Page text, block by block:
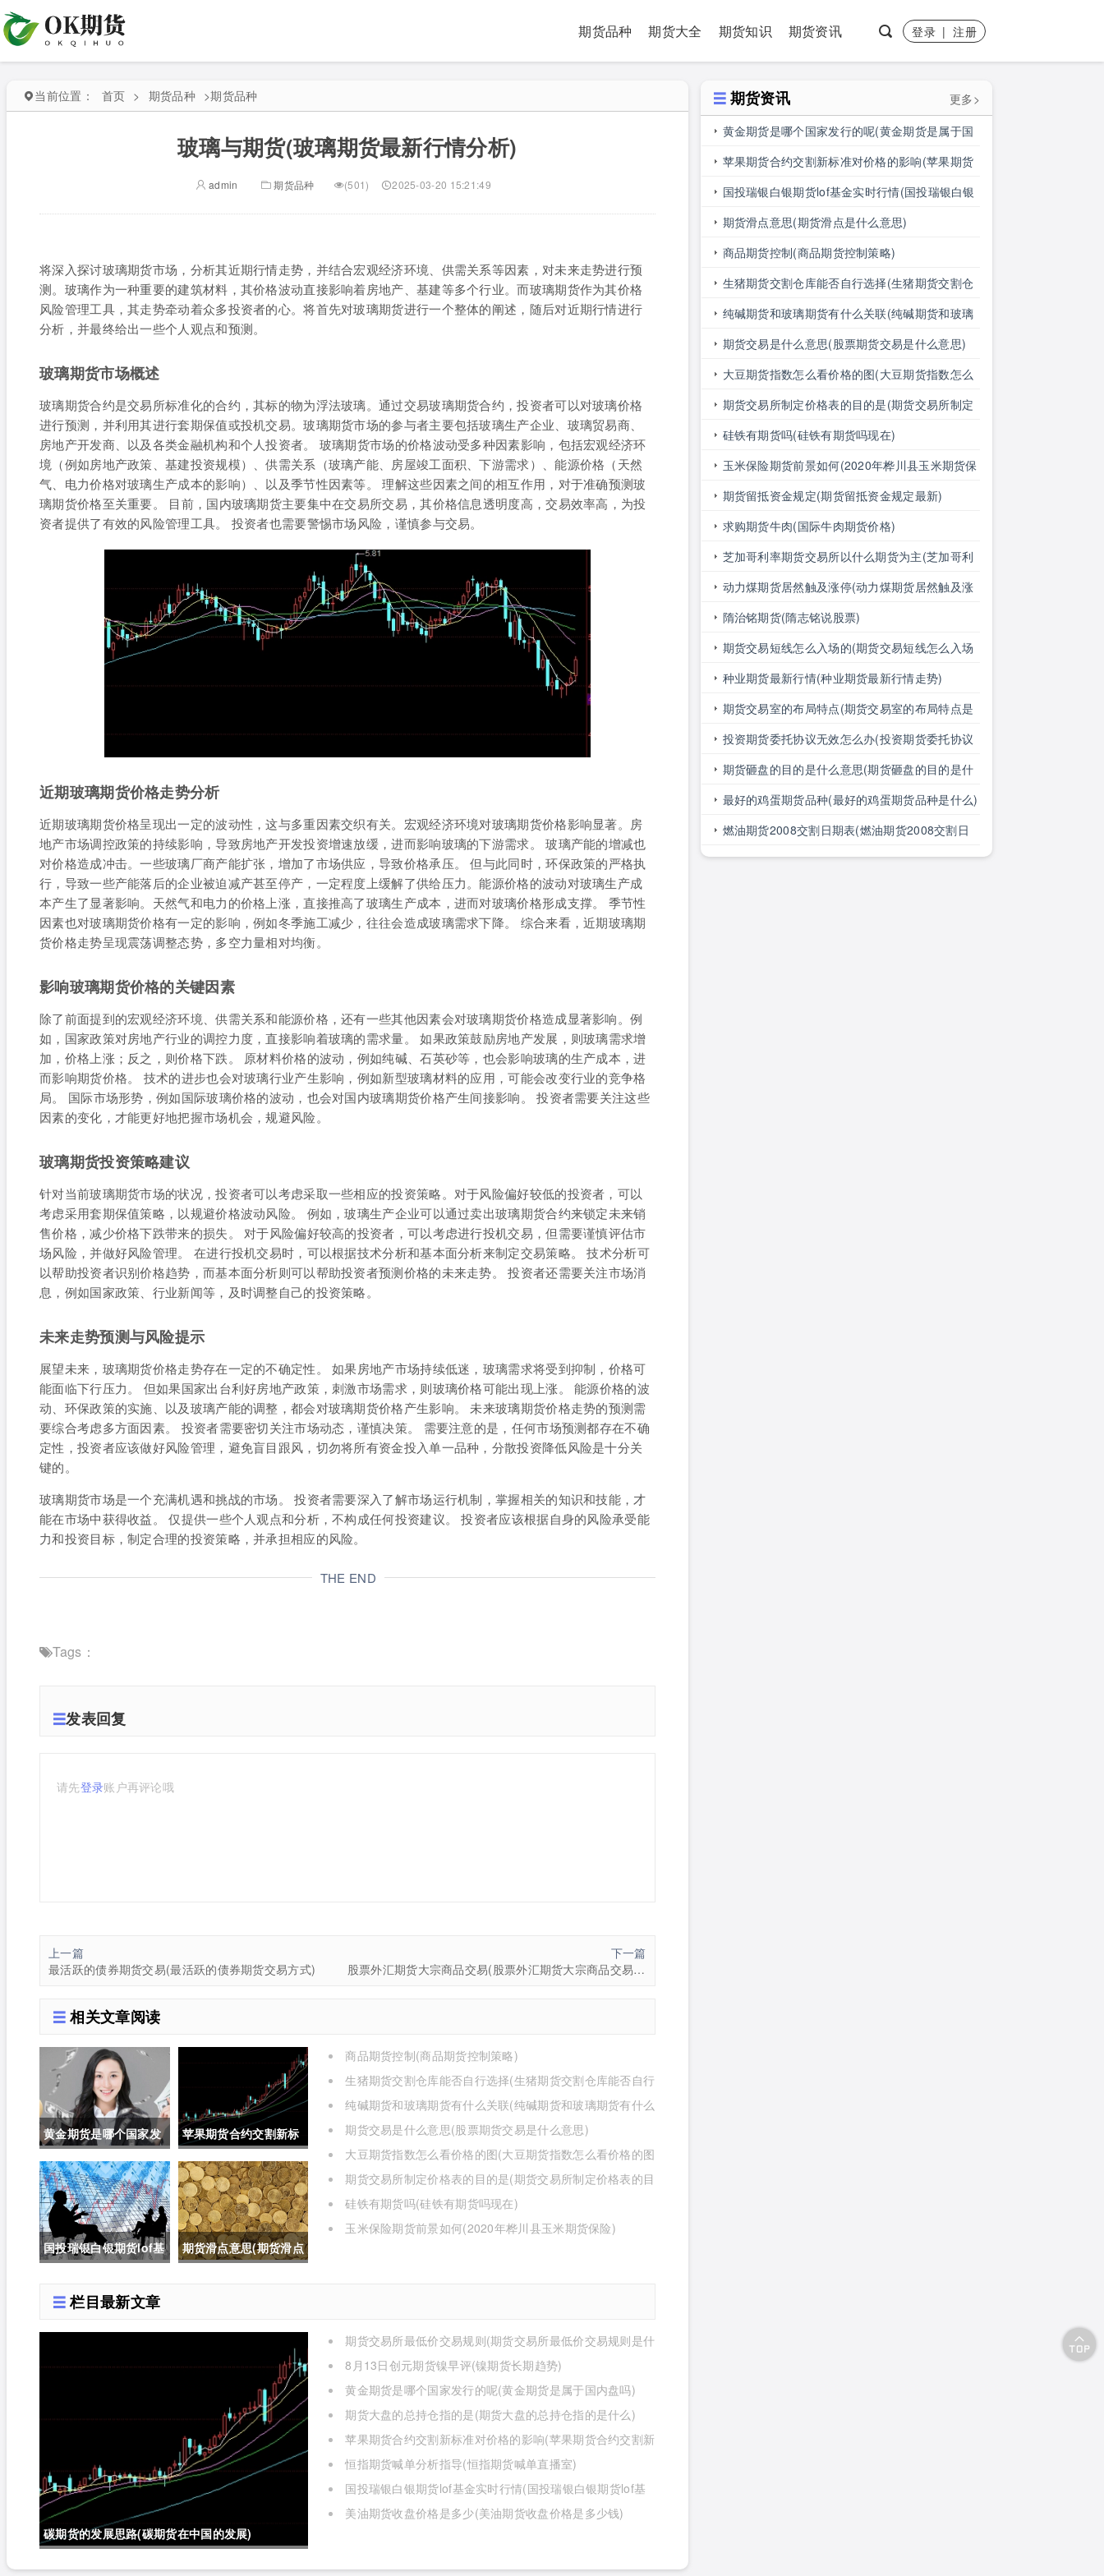
期货品种 期货大全 期货知识 期货资讯 登录|注册
当前位置： 首页 > 期货品种 >期货品种
玻璃与期货(玻璃期货最新行情分析)
admin 期货品种 (501) 2025-03-20 15:21:49
将深入探讨玻璃期货市场，分析其近期行情走势，并结合宏观经济环境、供需关系等因素，对未来走势进行预
测。玻璃作为一种重要的建筑材料，其价格波动直接影响着房地产、基建等多个行业。而玻璃期货作为其价格
风险管理工具，其走势牵动着众多投资者的心。将首先对玻璃期货进行一个整体的阐述，随后对近期行情进行
分析，并最终给出一些个人观点和预测。
玻璃期货市场概述
玻璃期货合约是交易所标准化的合约，其标的物为浮法玻璃。通过交易玻璃期货合约，投资者可以对玻璃价格
进行预测，并利用其进行套期保值或投机交易。玻璃期货市场的参与者主要包括玻璃生产企业、玻璃贸易商、
房地产开发商、以及各类金融机构和个人投资者。 玻璃期货市场的价格波动受多种因素影响，包括宏观经济环
境（例如房地产政策、基建投资规模）、供需关系（玻璃产能、房屋竣工面积、下游需求）、能源价格（天然
气、电力价格对玻璃生产成本的影响）、以及季节性因素等。 理解这些因素之间的相互作用，对于准确预测玻
璃期货价格至关重要。 目前，国内玻璃期货主要集中在交易所交易，其价格信息透明度高，交易效率高，为投
资者提供了有效的风险管理工具。 投资者也需要警惕市场风险，谨慎参与交易。
近期玻璃期货价格走势分析
近期玻璃期货价格呈现出一定的波动性，这与多重因素交织有关。宏观经济环境对玻璃期货价格影响显著。房
地产市场调控政策的持续影响，导致房地产开发投资增速放缓，进而影响玻璃的下游需求。 玻璃产能的增减也
对价格造成冲击。一些玻璃厂商产能扩张，增加了市场供应，导致价格承压。 但与此同时，环保政策的严格执
行，导致一些产能落后的企业被迫减产甚至停产，一定程度上缓解了供给压力。能源价格的波动对玻璃生产成
本产生了显著影响。天然气和电力的价格上涨，直接推高了玻璃生产成本，进而对玻璃价格形成支撑。 季节性
因素也对玻璃期货价格有一定的影响，例如冬季施工减少，往往会造成玻璃需求下降。 综合来看，近期玻璃期
货价格走势呈现震荡调整态势，多空力量相对均衡。
影响玻璃期货价格的关键因素
除了前面提到的宏观经济环境、供需关系和能源价格，还有一些其他因素会对玻璃期货价格造成显著影响。例
如，国家政策对房地产行业的调控力度，直接影响着玻璃的需求量。 如果政策鼓励房地产发展，则玻璃需求增
加，价格上涨；反之，则价格下跌。 原材料价格的波动，例如纯碱、石英砂等，也会影响玻璃的生产成本，进
而影响期货价格。 技术的进步也会对玻璃行业产生影响，例如新型玻璃材料的应用，可能会改变行业的竞争格
局。 国际市场形势，例如国际玻璃价格的波动，也会对国内玻璃期货价格产生间接影响。 投资者需要关注这些
因素的变化，才能更好地把握市场机会，规避风险。
玻璃期货投资策略建议
针对当前玻璃期货市场的状况，投资者可以考虑采取一些相应的投资策略。对于风险偏好较低的投资者，可以
考虑采用套期保值策略，以规避价格波动风险。 例如，玻璃生产企业可以通过卖出玻璃期货合约来锁定未来销
售价格，减少价格下跌带来的损失。 对于风险偏好较高的投资者，可以考虑进行投机交易，但需要谨慎评估市
场风险，并做好风险管理。 在进行投机交易时，可以根据技术分析和基本面分析来制定交易策略。 技术分析可
以帮助投资者识别价格趋势，而基本面分析则可以帮助投资者预测价格的未来走势。 投资者还需要关注市场消
息，例如国家政策、行业新闻等，及时调整自己的投资策略。
未来走势预测与风险提示
展望未来，玻璃期货价格走势存在一定的不确定性。 如果房地产市场持续低迷，玻璃需求将受到抑制，价格可
能面临下行压力。 但如果国家出台利好房地产政策，刺激市场需求，则玻璃价格可能出现上涨。 能源价格的波
动、环保政策的实施、以及玻璃产能的调整，都会对玻璃期货价格产生影响。 未来玻璃期货价格走势的预测需
要综合考虑多方面因素。 投资者需要密切关注市场动态，谨慎决策。 需要注意的是，任何市场预测都存在不确
定性，投资者应该做好风险管理，避免盲目跟风，切勿将所有资金投入单一品种，分散投资降低风险是十分关
键的。
玻璃期货市场是一个充满机遇和挑战的市场。 投资者需要深入了解市场运行机制，掌握相关的知识和技能，才
能在市场中获得收益。 仅提供一些个人观点和分析，不构成任何投资建议。 投资者应该根据自身的风险承受能
力和投资目标，制定合理的投资策略，并承担相应的风险。
THE END
Tags：
发表回复
请先登录账户再评论哦
上一篇
最活跃的债券期货交易(最活跃的债券期货交易方式)
下一篇
股票外汇期货大宗商品交易(股票外汇期货大宗商品交易规则)
相关文章阅读
黄金期货是哪个国家发
行的呢(黄金期货是属于
国内盘吗)
苹果期货合约交割新标
准对价格的影响(苹果期
货合约交割新标准对价
格的影响有哪些)
国投瑞银白银期货lof基
银期货lof基金实时行情
期货滑点意思(期货滑点
商品期货控制(商品期货控制策略)
生猪期货交割仓库能否自行选择(生猪期货交割仓库能否自行
选择仓位)
纯碱期货和玻璃期货有什么关联(纯碱期货和玻璃期货有什么
关联吗)
期货交易是什么意思(股票期货交易是什么意思)
大豆期货指数怎么看价格的图(大豆期货指数怎么看价格的图
期货交易所制定价格表的目的是(期货交易所制定价格表的目
的是什么)
硅铁有期货吗(硅铁有期货吗现在)
玉米保险期货前景如何(2020年桦川县玉米期货保险)
栏目最新文章
碳期货的发展思路(碳期货在中国的发展)
期货交易所最低价交易规则(期货交易所最低价交易规则是什
8月13日创元期货镍早评(镍期货长期趋势)
黄金期货是哪个国家发行的呢(黄金期货是属于国内盘吗)
期货大盘的总持仓指的是(期货大盘的总持仓指的是什么)
苹果期货合约交割新标准对价格的影响(苹果期货合约交割新
标准对价格的影响有哪些)
恒指期货喊单分析指导(恒指期货喊单直播室)
国投瑞银白银期货lof基金实时行情(国投瑞银白银期货lof基
金实时行情怎么样)
美油期货收盘价格是多少(美油期货收盘价格是多少钱)
期货资讯
更多>
黄金期货是哪个国家发行的呢(黄金期货是属于国
内盘吗)
苹果期货合约交割新标准对价格的影响(苹果期货
合约交割新标准对价格的影响有哪些)
国投瑞银白银期货lof基金实时行情(国投瑞银白银
期货lof基金实时行情怎么样)
期货滑点意思(期货滑点是什么意思)
商品期货控制(商品期货控制策略)
生猪期货交割仓库能否自行选择(生猪期货交割仓
库能否自行选择仓位)
纯碱期货和玻璃期货有什么关联(纯碱期货和玻璃
期货有什么关联吗)
期货交易是什么意思(股票期货交易是什么意思)
大豆期货指数怎么看价格的图(大豆期货指数怎么
看价格的图表)
期货交易所制定价格表的目的是(期货交易所制定
价格表的目的是什么)
硅铁有期货吗(硅铁有期货吗现在)
玉米保险期货前景如何(2020年桦川县玉米期货保
险)
期货留抵资金规定(期货留抵资金规定最新)
求购期货牛肉(国际牛肉期货价格)
芝加哥利率期货交易所以什么期货为主(芝加哥利
率期货交易所以什么期货为主体)
动力煤期货居然触及涨停(动力煤期货居然触及涨
停的原因)
隋治铭期货(隋志铭说股票)
期货交易短线怎么入场的(期货交易短线怎么入场
的啊)
种业期货最新行情(种业期货最新行情走势)
期货交易室的布局特点(期货交易室的布局特点是
什么)
投资期货委托协议无效怎么办(投资期货委托协议
无效怎么办理)
期货砸盘的目的是什么意思(期货砸盘的目的是什
么意思啊)
最好的鸡蛋期货品种(最好的鸡蛋期货品种是什么)
燃油期货2008交割日期表(燃油期货2008交割日
期表格)